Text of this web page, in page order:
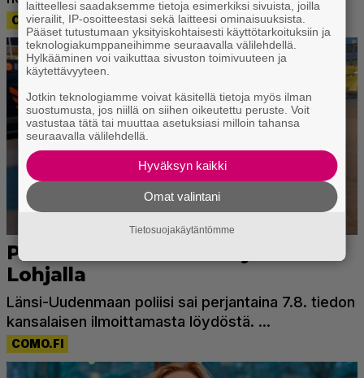
laitteellesi saadaksemme tietoja esimerkiksi sivuista, joilla
vierailit, IP-osoitteestasi sekä laitteesi ominaisuuksista.
Pääset tutustumaan yksityiskohtaisesti käyttötarkoituksiin ja
teknologiakumppaneihimme seuraavalla välilehdellä.
Hylkääminen voi vaikuttaa sivuston toimivuuteen ja
käytettävyyteen.
Jotkin teknologiamme voivat käsitellä tietoja myös ilman
suostumusta, jos niillä on siihen oikeutettu peruste. Voit
vastustaa tätä tai muuttaa asetuksiasi milloin tahansa
seuraavalla välilehdellä.
Hyväksyn kaikki
Omat valintani
Tietosuojakäytäntömme